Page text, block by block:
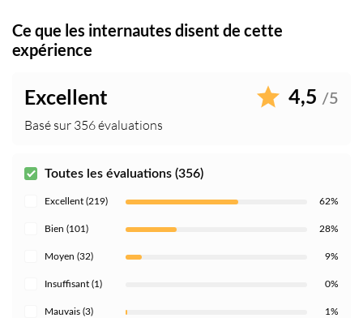
Ce que les internautes disent de cette
expérience
Excellent 4,5 /5
Basé sur 356 évaluations
Toutes les évaluations (356)
Excellent (219) 62%
Bien (101) 28%
Moyen (32) 9%
Insuffisant (1) 0%
Mauvais (3) 1%